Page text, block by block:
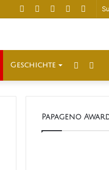
Anmelden
YouTube
Twitter
Facebook
Geschichte
Papageno Award